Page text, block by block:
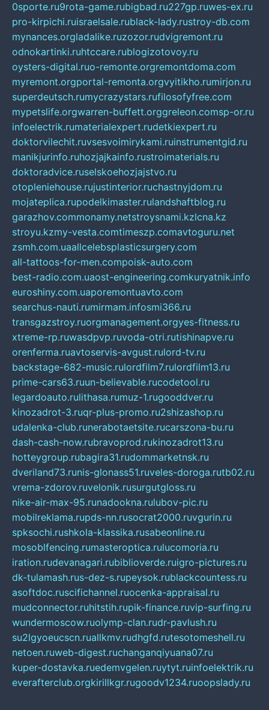
0sporte.ru9rota-game.rubigbad.ru227gp.ruwes-ex.ru
pro-kirpichi.ruisraelsale.rublack-lady.rustroy-db.com
mynances.orgladalike.ruzozor.rudvigremont.ru
odnokartinki.ruhtccare.rublogizotovoy.ru
oysters-digital.ruo-remonte.orgremontdoma.com
myremont.orgportal-remonta.orgvyitikho.rumirjon.ru
superdeutsch.rumycrazystars.rufilosofyfree.com
mypetslife.orgwarren-buffett.orggreleon.comsp-or.ru
infoelectrik.rumaterialexpert.rudetkiexpert.ru
doktorvilechit.ruvsesvoimirykami.ruinstrumentgid.ru
manikjurinfo.ruhozjajkainfo.rustroimaterials.ru
doktoradvice.ruselskoehozjajstvo.ru
otopleniehouse.rujustinterior.ruchastnyjdom.ru
mojateplica.rupodelkimaster.rulandshaftblog.ru
garazhov.commonamy.netstroysnami.kzlcna.kz
stroyu.kzmy-vesta.comtimeszp.comavtoguru.net
zsmh.com.uaallcelebsplasticsurgery.com
all-tattoos-for-men.compoisk-auto.com
best-radio.com.uaost-engineering.comkuryatnik.info
euroshiny.com.uaporemontuavto.com
searchus-nauti.rumirmam.infosmi366.ru
transgazstroy.ruorgmanagement.orgyes-fitness.ru
xtreme-rp.ruwasdpvp.ruvoda-otri.rutishinapve.ru
orenferma.ruavtoservis-avgust.rulord-tv.ru
backstage-682-music.rulordfilm7.rulordfilm13.ru
prime-cars63.ruun-believable.rucodetool.ru
legardoauto.rulithasa.rumuz-1.rugooddver.ru
kinozadrot-3.ruqr-plus-promo.ru2shizashop.ru
udalenka-club.runerabotaetsite.rucarszona-bu.ru
dash-cash-now.rubravoprod.rukinozadrot13.ru
hotteygroup.rubagira31.rudommarketnsk.ru
dveriland73.runis-glonass51.ruveles-doroga.rutb02.ru
vrema-zdorov.ruvelonik.rusurgutgloss.ru
nike-air-max-95.runadookna.rulubov-pic.ru
mobilreklama.rupds-nn.rusocrat2000.ruvgurin.ru
spksochi.rushkola-klassika.rusabeonline.ru
mosoblfencing.rumasteroptica.rulucomoria.ru
iration.rudevanagari.rubiblioverde.ruigro-pictures.ru
dk-tulamash.rus-dez-s.rupeysok.rublackcountess.ru
asoftdoc.ruscifichannel.ruocenka-appraisal.ru
mudconnector.ruhitstih.rupik-finance.ruvip-surfing.ru
wundermoscow.ruolymp-clan.rudr-pavlush.ru
su2lgyoeucscn.ruallkmv.rudhgfd.rutesotomeshell.ru
netoen.ruweb-digest.ruchanganqiyuana07.ru
kuper-dostavka.ruedemvgelen.ruytyt.ruinfoelektrik.ru
everafterclub.orgkirillkgr.rugoodv1234.ruoopslady.ru